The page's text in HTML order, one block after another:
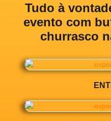
Tudo à
evento com
churrasco